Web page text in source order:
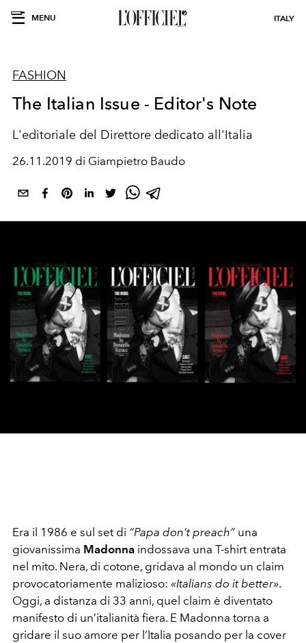
MENU ITALY
FASHION
The Italian Issue - Editor's Note
L'editoriale del Direttore dedicato all'Italia
26.11.2019 di Giampietro Baudo
Era il 1986 e sul set di “Papa don’t preach” una
giovanissima Madonna indossava una T-shirt entrata
nel mito. Nera, di cotone, gridava al mondo un claim
provocatoriamente malizioso: «Italians do it better».
Oggi, a distanza di 33 anni, quel claim è diventato
manifesto di un’italianità fiera. E Madonna torna a
gridare il suo amore per l’Italia posando per la cover